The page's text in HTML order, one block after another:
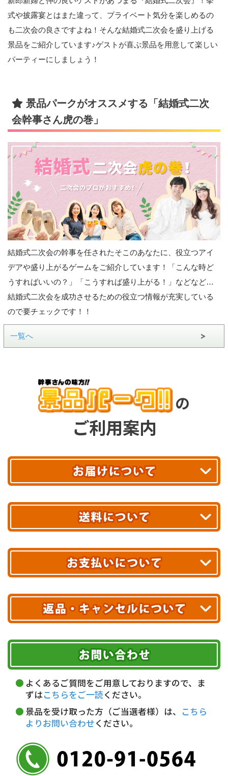
式や披露宴とはまた違って、プライベート気分を楽しめるの
も二次会の良さですよね！そんな結婚式二次会を盛り上げる
景品をご紹介しています♪ゲストが喜ぶ景品を用意して楽しい
パーティーにしましょう！
景品パークがオススメする「結婚式二次
会幹事さん虎の巻」
結婚式二次会の幹事を任されたそこのあなたに、役立つアイ
デアや盛り上がるゲームをご紹介しています！「こんな時ど
うすればいいの？」「こうすれば盛り上がる！」などなど…
結婚式二次会を成功させるための役立つ情報が充実している
ので要チェックです！！
一覧へ
の
ご利用案内
最短翌日お届け!
あす着エリアが対象です。
エリアやお届け日の確認はこちら▶
※ 配送業者による配送遅延が生じる可能性がございます。
※ 沖縄・離島はお届けできません。
送料無料!
10,000円未満 全国一律1,100円(税込)
配送業者
ヤマト運輸
お届け可能時間帯
午前中 14～16時
16～18時
18～20時
19～21時 指定なし
クレジットカード
代金引換(現金のみ)
5,000円未満…330円(税込)
銀行振込(前払い)
普通 7263489
＜口座名＞ カ）ディースタイル
期限を含むルール（条件）や、お客様にご負担い
ただく費用がございます。
詳しくはこちら▶
よくあるご質問をご用意しておりますので、ま
ずはこちらをご一読ください。
景品を受け取った方（ご当選者様）は、
こちら
よりお問い合わせください。